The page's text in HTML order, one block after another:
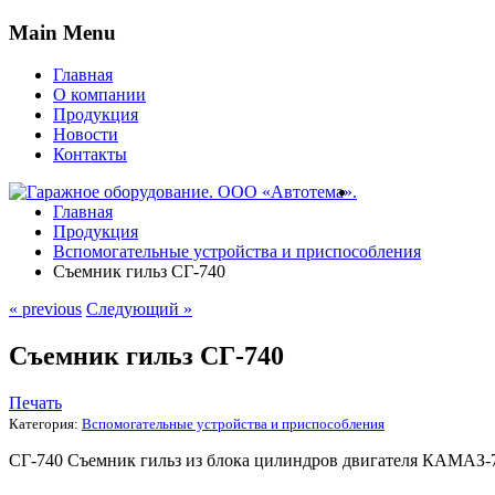
Main Menu
Главная
О компании
Продукция
Новости
Контакты
Главная
Продукция
Вспомогательные устройства и приспособления
Съемник гильз СГ-740
« previous Следующий »
Съемник гильз СГ-740
Печать
Категория: Вспомогательные устройства и приспособления
СГ-740 Съемник гильз из блока цилиндров двигателя КАМАЗ-